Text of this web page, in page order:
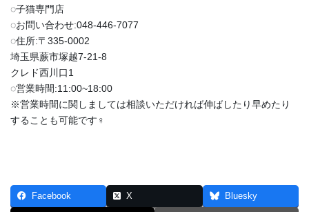
◌子猫専門店
◌お問い合わせ:048-446-7077
◌住所:〒335-0002
埼玉県蕨市塚越7-21-8
クレド西川口1
◌営業時間:11:00~18:00
※営業時間に関しましては相談いただければ伸ばしたり早めたり
することも可能です‍♀️
Facebook X Bluesky